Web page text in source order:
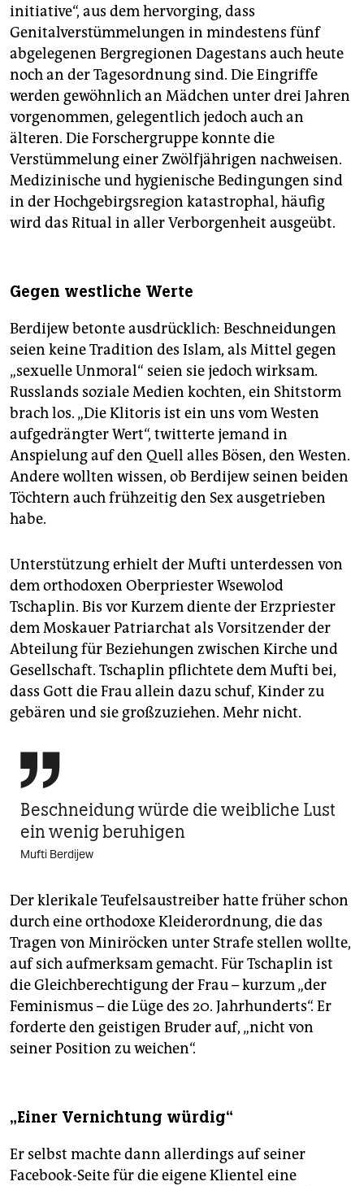
initiative“, aus dem hervorging, dass
Genitalverstümmelungen in mindestens fünf
abgelegenen Bergregionen Dagestans auch heute
noch an der Tagesordnung sind. Die Eingriffe
werden gewöhnlich an Mädchen unter drei Jahren
vorgenommen, gelegentlich jedoch auch an
älteren. Die Forschergruppe konnte die
Verstümmelung einer Zwölfjährigen nachweisen.
Medizinische und hygienische Bedingungen sind
in der Hochgebirgsregion katastrophal, häufig
wird das Ritual in aller Verborgenheit ausgeübt.
Gegen westliche Werte
Berdijew betonte ausdrücklich: Beschneidungen
seien keine Tradition des Islam, als Mittel gegen
„sexuelle Unmoral“ seien sie jedoch wirksam.
Russlands soziale Medien kochten, ein Shitstorm
brach los. „Die Klitoris ist ein uns vom Westen
aufgedrängter Wert“, twitterte jemand in
Anspielung auf den Quell alles Bösen, den Westen.
Andere wollten wissen, ob Berdijew seinen beiden
Töchtern auch frühzeitig den Sex ausgetrieben
habe.
Unterstützung erhielt der Mufti unterdessen von
dem orthodoxen Oberpriester Wsewolod
Tschaplin. Bis vor Kurzem diente der Erzpriester
dem Moskauer Patriarchat als Vorsitzender der
Abteilung für Beziehungen zwischen Kirche und
Gesellschaft. Tschaplin pflichtete dem Mufti bei,
dass Gott die Frau allein dazu schuf, Kinder zu
gebären und sie großzuziehen. Mehr nicht.

Beschneidung würde die weibliche Lust
ein wenig beruhigen
Mufti Berdijew
Der klerikale Teufelsaustreiber hatte früher schon
durch eine orthodoxe Kleiderordnung, die das
Tragen von Miniröcken unter Strafe stellen wollte,
auf sich aufmerksam gemacht. Für Tschaplin ist
die Gleichberechtigung der Frau – kurzum „der
Feminismus – die Lüge des 20. Jahrhunderts“. Er
forderte den geistigen Bruder auf, „nicht von
seiner Position zu weichen“.
„Einer Vernichtung würdig“
Er selbst machte dann allerdings auf seiner
Facebook-Seite für die eigene Klientel eine